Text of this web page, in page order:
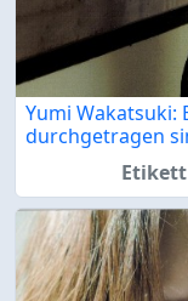
Yumi Wakatsuki:
durchgetragen
Etikett